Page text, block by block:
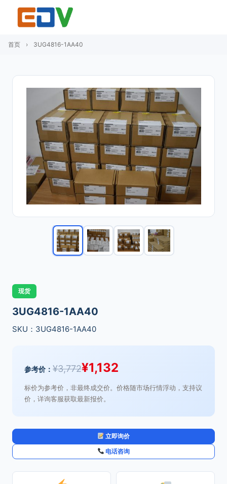
首页 › 3UG4816-1AA40
现货
3UG4816-1AA40
SKU：3UG4816-1AA40
参考价： ¥3,772¥1,132
标价为参考价，非最终成交价。价格随市场行情浮动，支持议
价，详询客服获取最新报价。
立即询价
电话咨询